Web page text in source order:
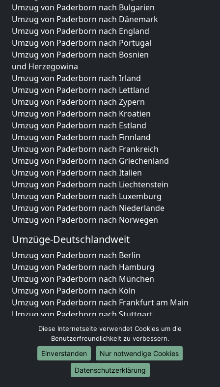
Umzug von Paderborn nach Bulgarien
Umzug von Paderborn nach Dänemark
Umzug von Paderborn nach England
Umzug von Paderborn nach Portugal
Umzug von Paderborn nach Bosnien
und Herzegowina
Umzug von Paderborn nach Irland
Umzug von Paderborn nach Lettland
Umzug von Paderborn nach Zypern
Umzug von Paderborn nach Kroatien
Umzug von Paderborn nach Estland
Umzug von Paderborn nach Finnland
Umzug von Paderborn nach Frankreich
Umzug von Paderborn nach Griechenland
Umzug von Paderborn nach Italien
Umzug von Paderborn nach Liechtenstein
Umzug von Paderborn nach Luxemburg
Umzug von Paderborn nach Niederlande
Umzug von Paderborn nach Norwegen
Umzüge-Deutschlandweit
Umzug von Paderborn nach Berlin
Umzug von Paderborn nach Hamburg
Umzug von Paderborn nach München
Umzug von Paderborn nach Köln
Umzug von Paderborn nach Frankfurt am Main
Umzug von Paderborn nach Stuttgart
Umzug von Paderborn nach Düsseldorf
Umzug von Paderborn nach Leipzig
Umzug von Paderborn nach Dortmund
Umzug von Paderborn nach Essen
Umzug von Paderborn nach Bremen
Diese Internetseite verwendet Cookies um die
Benutzerfreundlichkeit zu verbessern.
Einverstanden
Nur notwendige Cookies
Datenschutzerklärung